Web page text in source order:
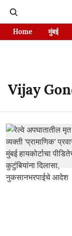
Home मुंबई
Vijay